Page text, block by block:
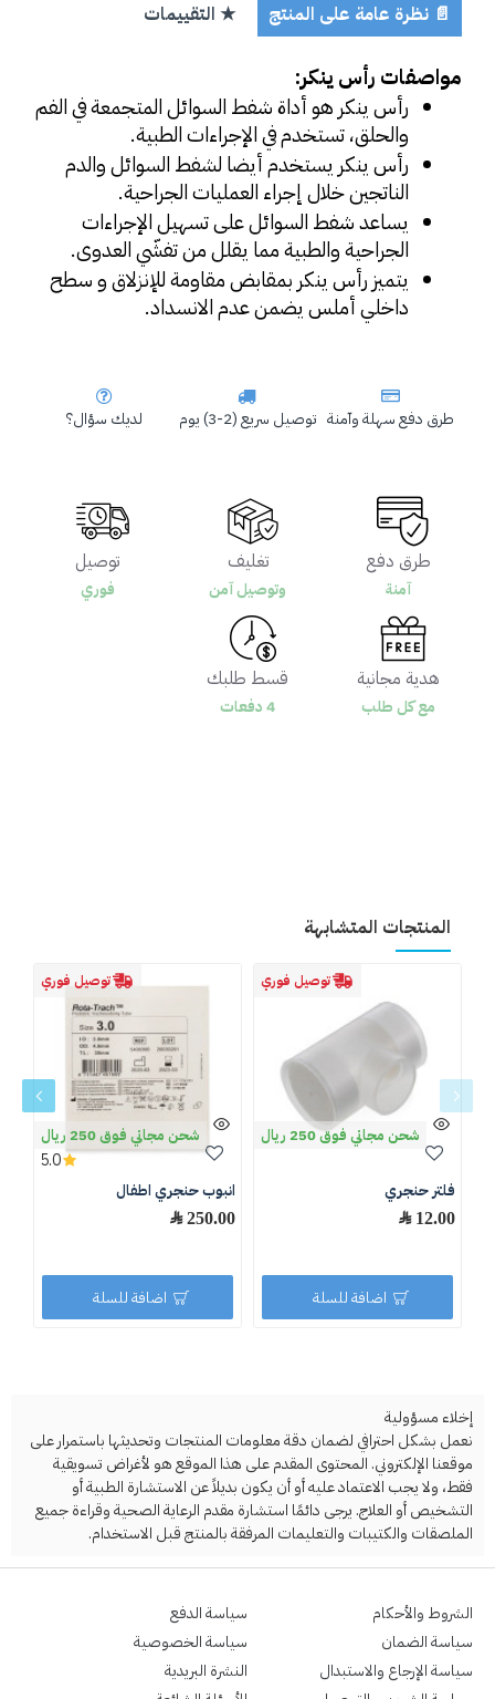
طرق دفع سهلة وآمنة توصيل سريع (2-3) يوم لديك سؤال؟
📄 نظرة عامة على المنتج ★ التقييمات
مواصفات رأس ينكر:
والحلق، تستخدم في الإجراءات الطبية.
الناتجين خلال إجراء العمليات الجراحية.
الجراحية والطبية مما يقلل من تفشّي العدوى.
داخلي أملس يضمن عدم الانسداد.
طرق دفع
آمنة
تغليف
وتوصيل آمن
توصيل
فوري
هدية مجانية
مع كل طلب
قسط طلبك
4 دفعات
المنتجات المتشابهة
توصيل فوري
شحن مجاني فوق 250 ريال
فلتر حنجري
12.00 ﷼
اضافة للسلة
توصيل فوري
شحن مجاني فوق 250 ريال
انبوب حنجري اطفال
250.00 ﷼
5.0
اضافة للسلة
إخلاء مسؤولية
نعمل بشكل احترافي لضمان دقة معلومات المنتجات وتحديثها باستمرار على
موقعنا الإلكتروني. المحتوى المقدم على هذا الموقع هو لأغراض تسويقية
فقط، ولا يجب الاعتماد عليه أو أن يكون بديلاً عن الاستشارة الطبية أو
التشخيص أو العلاج. يرجى دائمًا استشارة مقدم الرعاية الصحية وقراءة جميع
الملصقات والكتيبات والتعليمات المرفقة بالمنتج قبل الاستخدام.
الشروط والأحكام
سياسة الضمان
سياسة الإرجاع والاستبدال
سياسة الدفع
سياسة الخصوصية
النشرة البريدية